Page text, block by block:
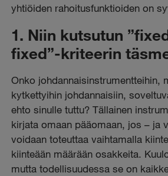
yhtiöiden rahoitusfunktioiden on
1. Niin kutsutun
fixed”-kriteerin
Onko johdannaisinstrumentteihin,
kytkettyihin johdannaisiin,
ehto sinulle tuttu? Tällainen
kirjata omaan pääomaan, jos– ja
voidaan toteuttaa vaihtamalla
kiinteään määrään osakkeita.
mutta todellisuudessa se on